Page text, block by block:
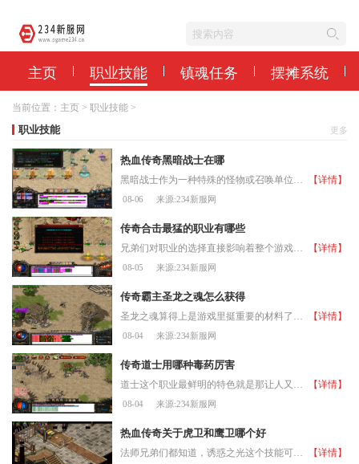
主页 职业技能 镇魂任务 摆摊系统
当前位置： 主页 > 职业技能 >
职业技能 更多
热血传奇黑暗战士在哪
黑暗战士作为一种特殊的怪物或召唤单位，其出现位置是许多玩家关注的问题。根据现有资料，黑暗战士常出现在沃玛寺庙和某些地下城深处，这些区域通常环境昏暗且怪物密集。虽然 【详情】
08-06 来源:234新服网
传奇合击最猛的职业有哪些
兄弟们对职业的选择直接影响着整个游戏体验和战斗效果。许多玩家都想知道哪些职业组合在这个版本中表现最为突出。事实上各个职业都有其独特的优势与特点，只要掌握好技能搭配 【详情】
08-05 来源:234新服网
传奇霸主圣龙之魂怎么获得
圣龙之魂算得上是游戏里挺重要的材料了，主要用在觉醒装备上，特别是玉佩、盾牌、治疗宝珠、斗笠和元婴这些。每觉醒十次就需要消耗一个圣龙之魂，觉醒后的装备攻法道属性会提 【详情】
08-04 来源:234新服网
传奇道士用哪种毒药厉害
道士这个职业最鲜明的特色就是那让人又爱又恨的施毒术，很多朋友在选择毒药时常常会困惑。道士主要拥有两种毒药，分别是红毒和绿毒，这两种毒药在外观和效果上都有明显区别。 【详情】
08-04 来源:234新服网
热血传奇关于虎卫和鹰卫哪个好
法师兄弟们都知道，诱惑之光这个技能可是咱们的看家本领，能召唤各种怪物帮忙打架，而虎卫和鹰卫就是其中比较受欢迎的两个选择，它们各有各的特色，在不同的场合都能发挥出不 【详情】